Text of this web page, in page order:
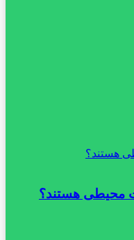
هستند؟
محیطی هستند؟